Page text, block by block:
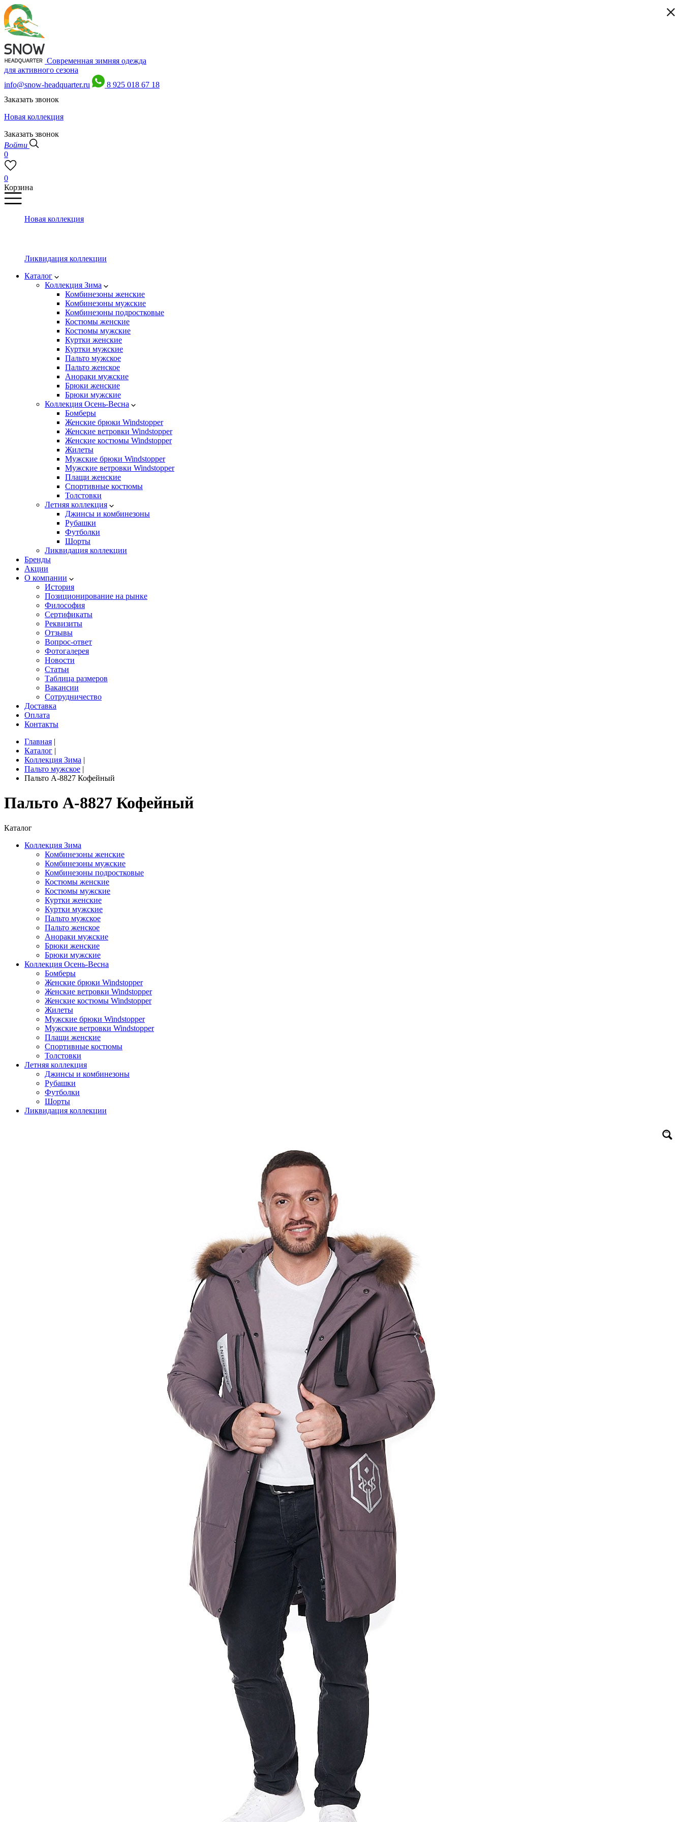
Современная зимняя одежда
для активного сезона
info@snow-headquarter.ru
8 925 018 67 18
Заказать звонок
Новая коллекция
Заказать звонок
Войти
0
0
Корзина
Новая коллекция
Ликвидация коллекции
Каталог
Коллекция Зима
Комбинезоны женские
Комбинезоны мужские
Комбинезоны подростковые
Костюмы женские
Костюмы мужские
Куртки женские
Куртки мужские
Пальто мужское
Пальто женское
Анораки мужские
Брюки женские
Брюки мужские
Коллекция Осень-Весна
Бомберы
Женские брюки Windstopper
Женские ветровки Windstopper
Женские костюмы Windstopper
Жилеты
Мужские брюки Windstopper
Мужские ветровки Windstopper
Плащи женские
Спортивные костюмы
Толстовки
Летняя коллекция
Джинсы и комбинезоны
Рубашки
Футболки
Шорты
Ликвидация коллекции
Бренды
Акции
О компании
История
Позиционирование на рынке
Философия
Сертификаты
Реквизиты
Отзывы
Вопрос-ответ
Фотогалерея
Новости
Статьи
Таблица размеров
Вакансии
Сотрудничество
Доставка
Оплата
Контакты
Главная |
Каталог |
Коллекция Зима |
Пальто мужское |
Пальто A-8827 Кофейный
Пальто A-8827 Кофейный
Каталог
Коллекция Зима
Комбинезоны женские
Комбинезоны мужские
Комбинезоны подростковые
Костюмы женские
Костюмы мужские
Куртки женские
Куртки мужские
Пальто мужское
Пальто женское
Анораки мужские
Брюки женские
Брюки мужские
Коллекция Осень-Весна
Бомберы
Женские брюки Windstopper
Женские ветровки Windstopper
Женские костюмы Windstopper
Жилеты
Мужские брюки Windstopper
Мужские ветровки Windstopper
Плащи женские
Спортивные костюмы
Толстовки
Летняя коллекция
Джинсы и комбинезоны
Рубашки
Футболки
Шорты
Ликвидация коллекции